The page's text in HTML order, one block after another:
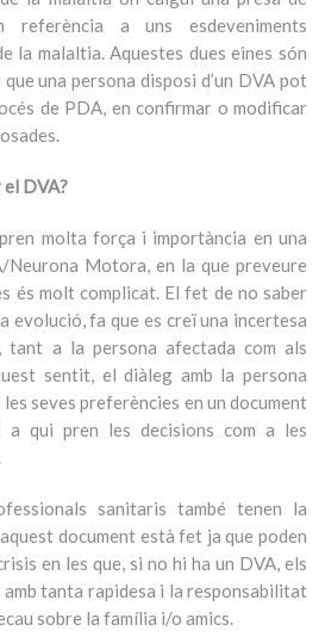
referència a uns esdeveniments
la malaltia. Aquestes dues eines són
una persona disposi d’un DVA pot
de PDA, en confirmar o modificar
DVA?
molta força i importància en una
Neurona Motora, en la que preveure
és molt complicat. El fet de no saber
evolució, fa que es creï una incertesa
a la persona afectada com als
sentit, el diàleg amb la persona
seves preferències en un document
a qui pren les decisions com a les
sanitaris també tenen la
document està fet ja que poden
en les que, si no hi ha un DVA, els
tanta rapidesa i la responsabilitat
sobre la família i/o amics.